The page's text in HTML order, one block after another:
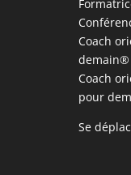
Coach
demain®
Coach
pour
Se